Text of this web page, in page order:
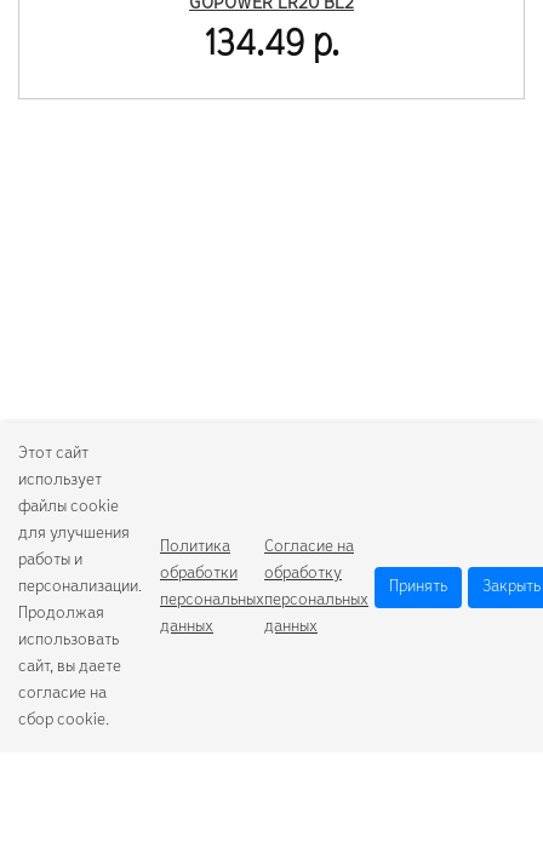
134.49 р.
Этот сайт
использует
файлы cookie
для улучшения
работы и
персонализации.
Продолжая
использовать
сайт, вы даете
согласие на
сбор cookie.
Политика
обработки
персональных
данных
Согласие на
обработку
персональных
данных
Принять Закрыть